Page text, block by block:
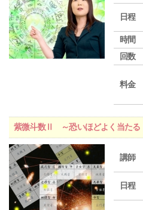
日程
時間
回数
料金
紫微斗数Ⅱ ～恐いほどよく当たる
講師
日程